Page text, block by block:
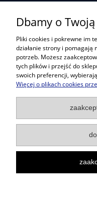
tel.
Dbamy o
Pliki cookies i pokrewne im
działanie strony i pomagają
potrzeb. Możesz
tych plików i przejść do
swoich preferencji,
Więcej o plikach cookies